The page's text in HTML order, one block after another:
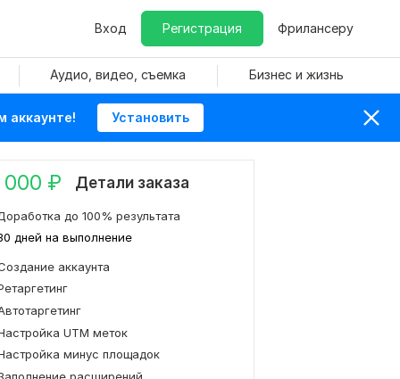
Вход Регистрация Фрилансеру
Аудио, видео, съемка Бизнес и жизнь
аккаунте! Установить
₽ Детали заказа
дней на выполнение
до 100% результата
аккаунта
UTM меток
минус площадок